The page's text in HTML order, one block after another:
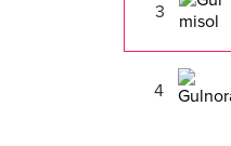
3
4